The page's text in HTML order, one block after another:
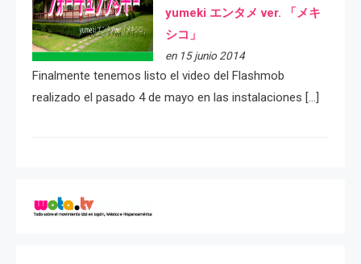
yumeki エンタメ ver. 「メキ
シコ」
en 15 junio 2014
Finalmente tenemos listo el video del Flashmob
realizado el pasado 4 de mayo en las instalaciones […]